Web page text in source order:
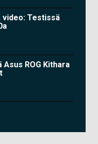
video: Testissä
ROG Kithara